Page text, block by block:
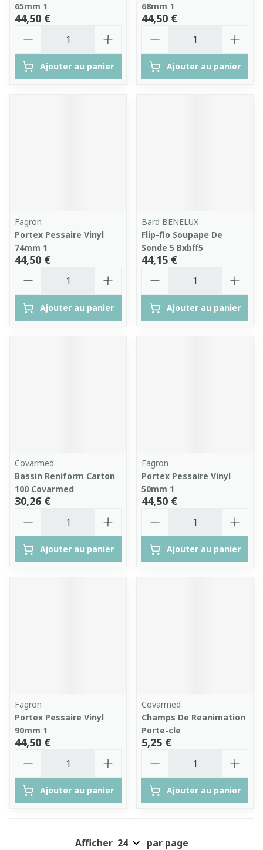
65mm 1
44,50 €
Ajouter au panier
68mm 1
44,50 €
Ajouter au panier
Fagron
Portex Pessaire Vinyl
74mm 1
44,50 €
Ajouter au panier
Bard BENELUX
Flip-flo Soupape De
Sonde 5 Bxbff5
44,15 €
Ajouter au panier
Covarmed
Bassin Reniform Carton
100 Covarmed
30,26 €
Ajouter au panier
Fagron
Portex Pessaire Vinyl
50mm 1
44,50 €
Ajouter au panier
Fagron
Portex Pessaire Vinyl
90mm 1
44,50 €
Ajouter au panier
Covarmed
Champs De Reanimation
Porte-cle
5,25 €
Ajouter au panier
Afficher par page